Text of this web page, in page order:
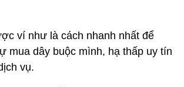
ví như là cách nhanh nhất để
mua dây buộc mình, hạ thấp uy tín
vụ.